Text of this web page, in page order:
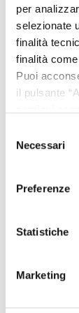
per
selezionate
finalità
finalità
Puoi
il pulsante
delNecessari
Preferenze
Statistiche
Marketing
19 luglio
Esibizione
Soul
Crawford